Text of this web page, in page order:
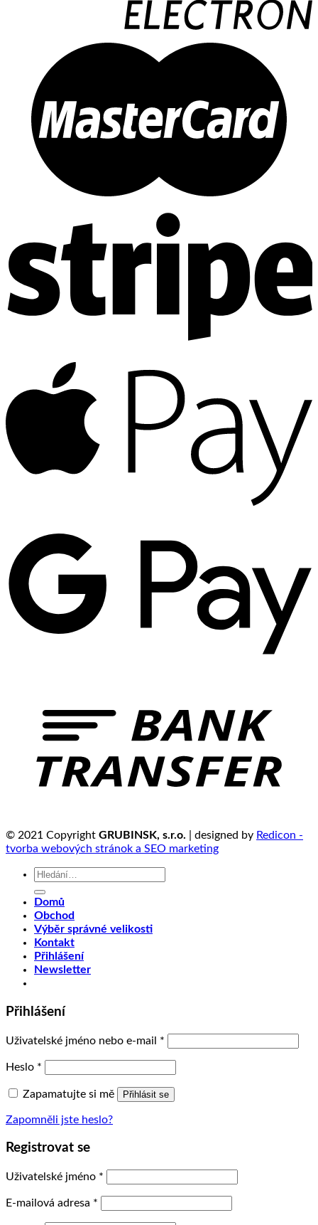
© 2021 Copyright GRUBINSK, s.r.o. | designed by Redicon -
tvorba webových stránok a SEO marketing
Hledat:
Domů
Obchod
Výběr správné velikosti
Kontakt
Přihlášení
Newsletter
Přihlášení
Uživatelské jméno nebo e-mail *
Heslo *
Zapamatujte si mě Přihlásit se
Zapomněli jste heslo?
Registrovat se
Uživatelské jméno *
E-mailová adresa *